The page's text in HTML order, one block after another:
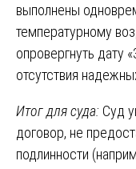
выполнены
температурному
опровергнуть дату
отсутствия
Итог для суда: Суд
договор, не
подлинности